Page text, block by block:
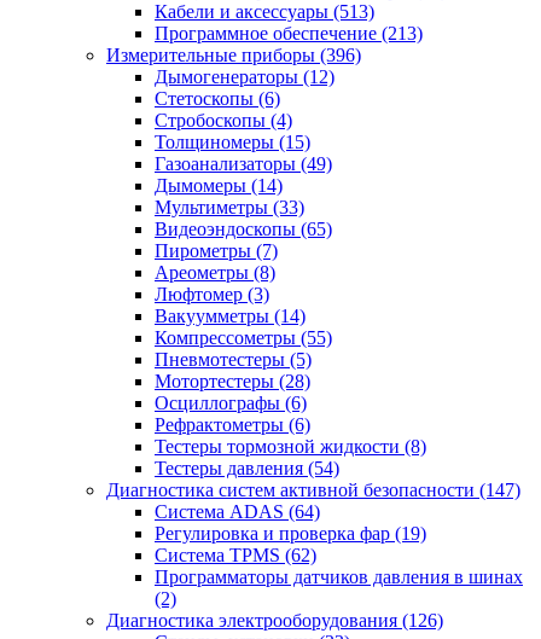
Кабели и аксессуары (513)
Программное обеспечение (213)
Измерительные приборы (396)
Дымогенераторы (12)
Стетоскопы (6)
Стробоскопы (4)
Толщиномеры (15)
Газоанализаторы (49)
Дымомеры (14)
Мультиметры (33)
Видеоэндоскопы (65)
Пирометры (7)
Ареометры (8)
Люфтомер (3)
Вакуумметры (14)
Компрессометры (55)
Пневмотестеры (5)
Мотортестеры (28)
Осциллографы (6)
Рефрактометры (6)
Тестеры тормозной жидкости (8)
Тестеры давления (54)
Диагностика систем активной безопасности (147)
Система ADAS (64)
Регулировка и проверка фар (19)
Система TPMS (62)
Программаторы датчиков давления в шинах
(2)
Диагностика электрооборудования (126)